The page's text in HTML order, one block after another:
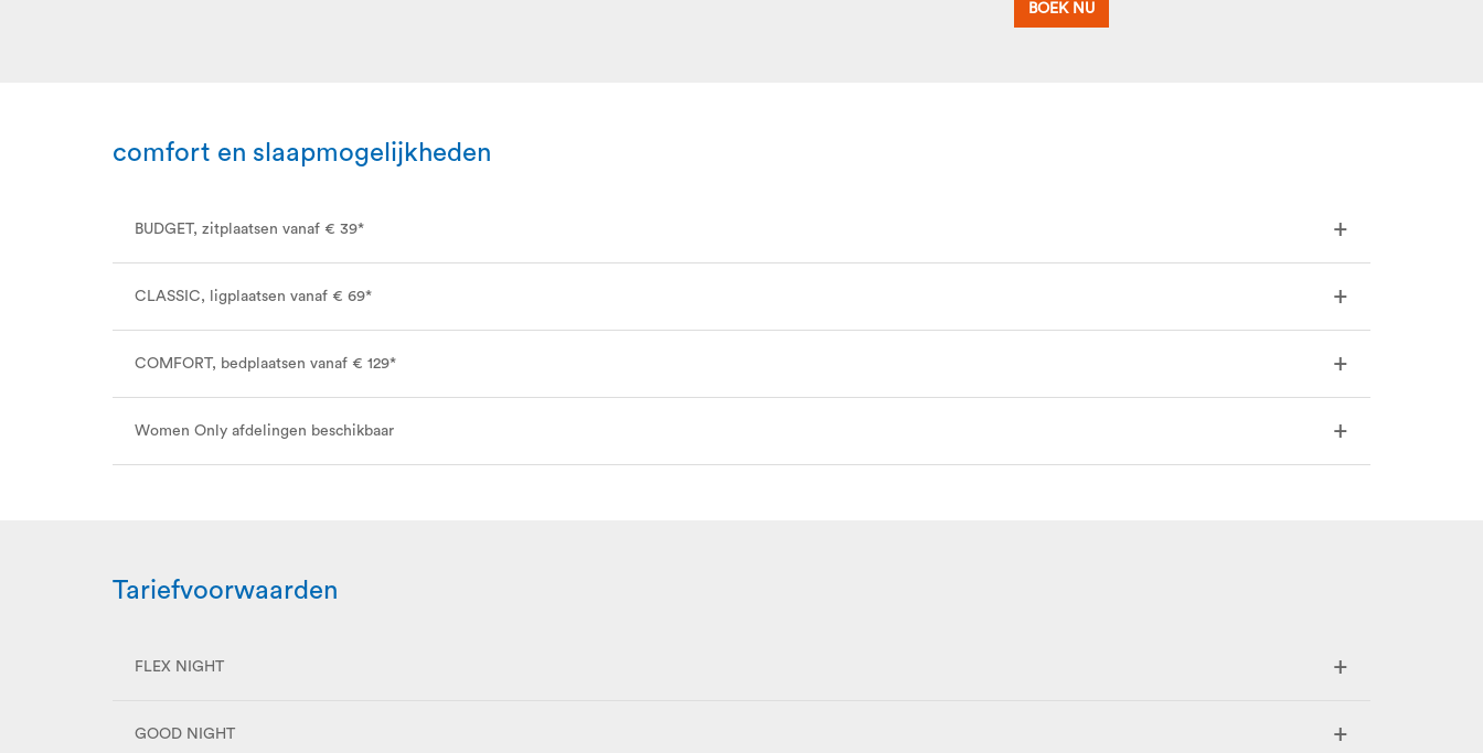
BOEK NU
comfort en slaapmogelijkheden
BUDGET, zitplaatsen vanaf € 39*
CLASSIC, ligplaatsen vanaf € 69*
COMFORT, bedplaatsen vanaf € 129*
Women Only afdelingen beschikbaar
Tariefvoorwaarden
FLEX NIGHT
GOOD NIGHT